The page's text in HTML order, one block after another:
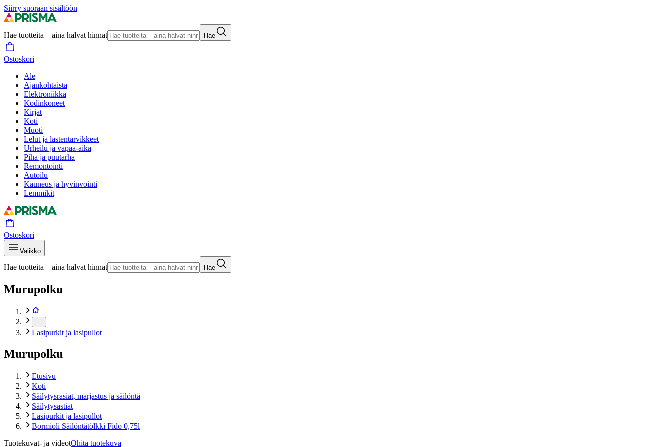
Siirry suoraan sisältöön
Hae tuotteita – aina halvat hinnat Hae
Ostoskori
Ale
Ajankohtaista
Elektroniikka
Kodinkoneet
Kirjat
Koti
Muoti
Lelut ja lastentarvikkeet
Urheilu ja vapaa-aika
Piha ja puutarha
Remontointi
Autoilu
Kauneus ja hyvinvointi
Lemmikit
Ostoskori
Valikko
Hae tuotteita – aina halvat hinnat Hae
Murupolku
Lasipurkit ja lasipullot
Murupolku
Etusivu
Koti
Säilytysrasiat, marjastus ja säilöntä
Säilytysastiat
Lasipurkit ja lasipullot
Bormioli Säilöntätölkki Fido 0,75l
Tuotekuvat- ja videotOhita tuotekuva